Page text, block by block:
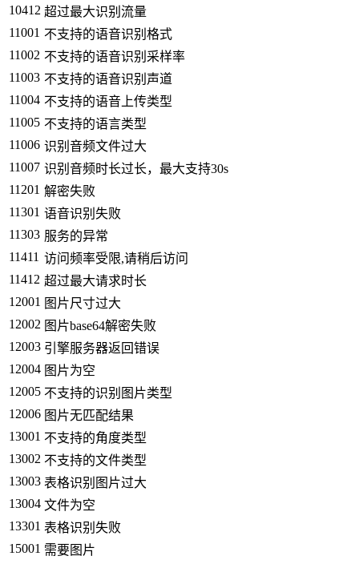
10412 超过最大识别流量
11001 不支持的语音识别格式
11002 不支持的语音识别采样率
11003 不支持的语音识别声道
11004 不支持的语音上传类型
11005 不支持的语言类型
11006 识别音频文件过大
11007 识别音频时长过长，最大支持30s
11201 解密失败
11301 语音识别失败
11303 服务的异常
11411 访问频率受限,请稍后访问
11412 超过最大请求时长
12001 图片尺寸过大
12002 图片base64解密失败
12003 引擎服务器返回错误
12004 图片为空
12005 不支持的识别图片类型
12006 图片无匹配结果
13001 不支持的角度类型
13002 不支持的文件类型
13003 表格识别图片过大
13004 文件为空
13301 表格识别失败
15001 需要图片